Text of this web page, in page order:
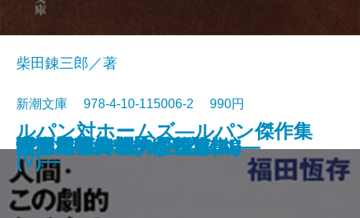
女坂
ぼんち
江戸川乱歩傑作選
駅前旅館
永すぎた春
眠狂四郎無頼控〔五〕
眠狂四郎無頼控〔四〕
眠狂四郎無頼控〔三〕
眠狂四郎無頼控〔二〕
眠狂四郎無頼控〔一〕
柴田錬三郎／著
新潮文庫 978-4-10-115006-2 990円
人間・この劇的なるもの
ドイル傑作集(III)―恐怖編―
海と毒薬
暖簾
パニック・裸の王様
ルパン対ホームズ―ルパン傑作集
(V)―
青い鳥
白い人・黄色い人
奇岩城―ルパン傑作集(III)―
雨・赤毛―モーム短篇集I―